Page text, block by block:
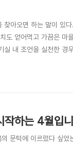
아오면 하는 말이 있
도 얻어먹고 가끔은
내 조언을 실천한
작하는 4월입
문턱에 이르렀다 싶